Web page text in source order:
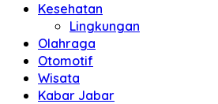
Kesehatan
Lingkungan
Olahraga
Otomotif
Wisata
Kabar Jabar